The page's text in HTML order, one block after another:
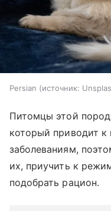
Persian источник:
Питомцы этой
который приводит к
заболеваниям,
их, приучить к
подобрать рацион.